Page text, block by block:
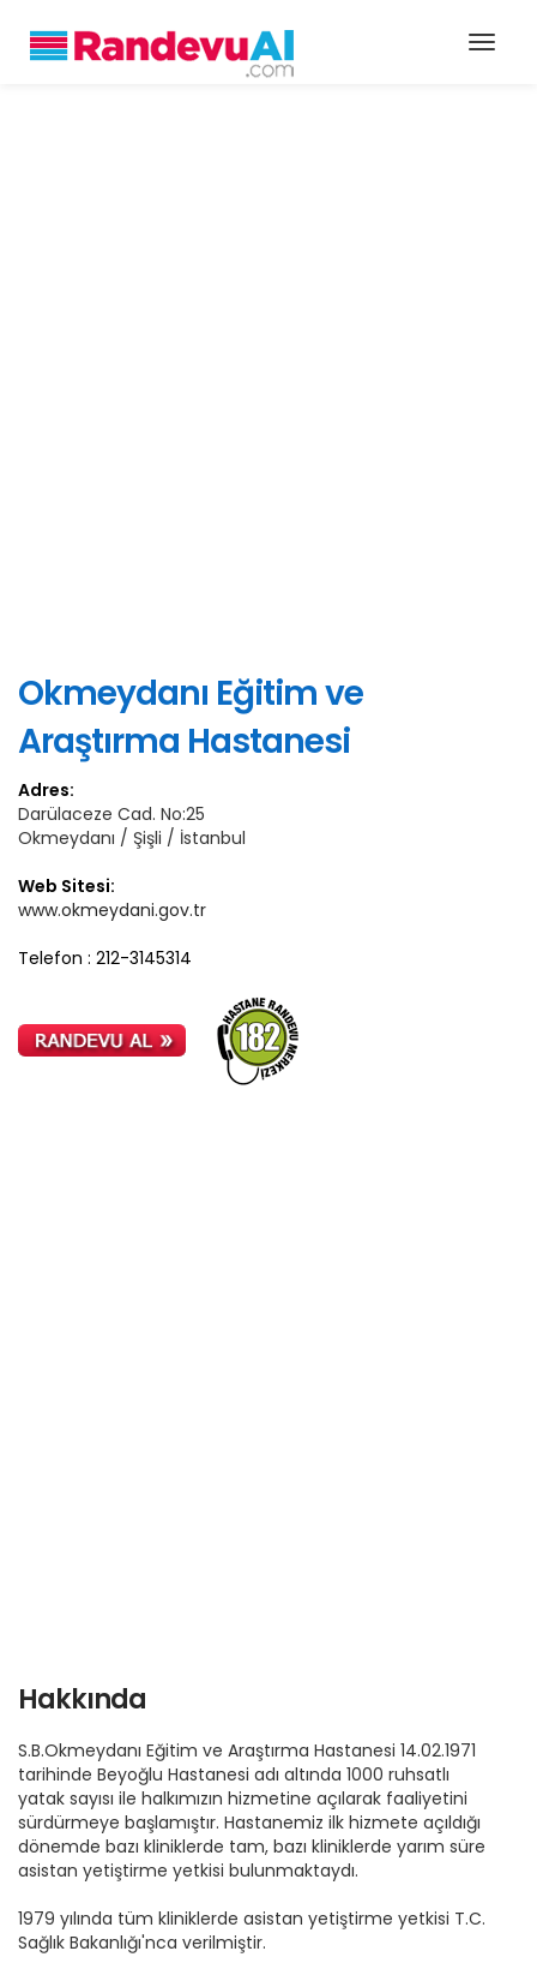
Okmeydanı Eğitim ve
Araştırma Hastanesi
Adres:
Darülaceze Cad. No:25
Okmeydanı / Şişli / İstanbul
Web Sitesi:
www.okmeydani.gov.tr
Telefon : 212-3145314
Hakkında
S.B.Okmeydanı Eğitim ve Araştırma Hastanesi 14.02.1971
tarihinde Beyoğlu Hastanesi adı altında 1000 ruhsatlı
yatak sayısı ile halkımızın hizmetine açılarak faaliyetini
sürdürmeye başlamıştır. Hastanemiz ilk hizmete açıldığı
dönemde bazı kliniklerde tam, bazı kliniklerde yarım süre
asistan yetiştirme yetkisi bulunmaktaydı.
1979 yılında tüm kliniklerde asistan yetiştirme yetkisi T.C.
Sağlık Bakanlığı'nca verilmiştir.